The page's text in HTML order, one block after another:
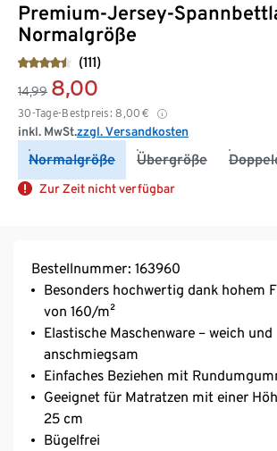
Premium-Jersey-
Normalgröße
(111)
14,99 8,00
30-Tage-Bestpreis: 8,00 €
inkl. MwSt.zzgl. Versandkosten
Normalgröße Übergröße
Zur Zeit nicht verfügbar
Bestellnummer: 163960
Besonders hochwertig dank hohem
von 160/m²
Elastische Maschenware – weich und
anschmiegsam
Einfaches Beziehen mit
Geeignet für Matratzen mit einer
25 cm
Bügelfrei